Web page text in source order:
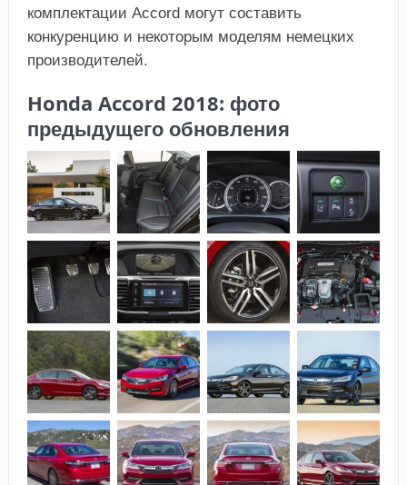
комплектации Accord могут составить
конкуренцию и некоторым моделям немецких
производителей.
Honda Accord 2018: фото
предыдущего обновления